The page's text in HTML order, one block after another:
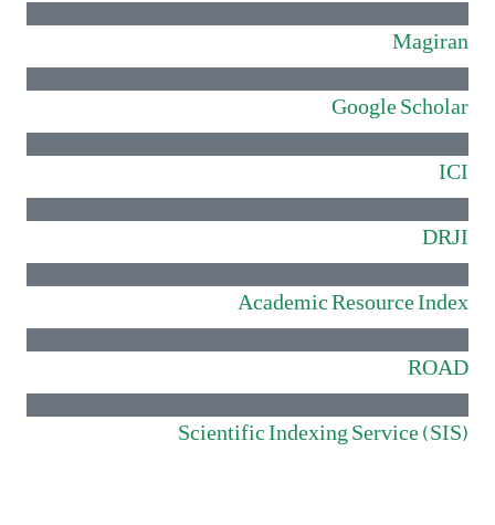
Magiran
Google Scholar
ICI
DRJI
Academic Resource Index
ROAD
Scientific Indexing Service (SIS)